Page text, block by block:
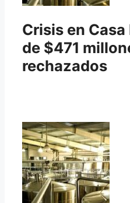
Crisis en
de $471
rechazados